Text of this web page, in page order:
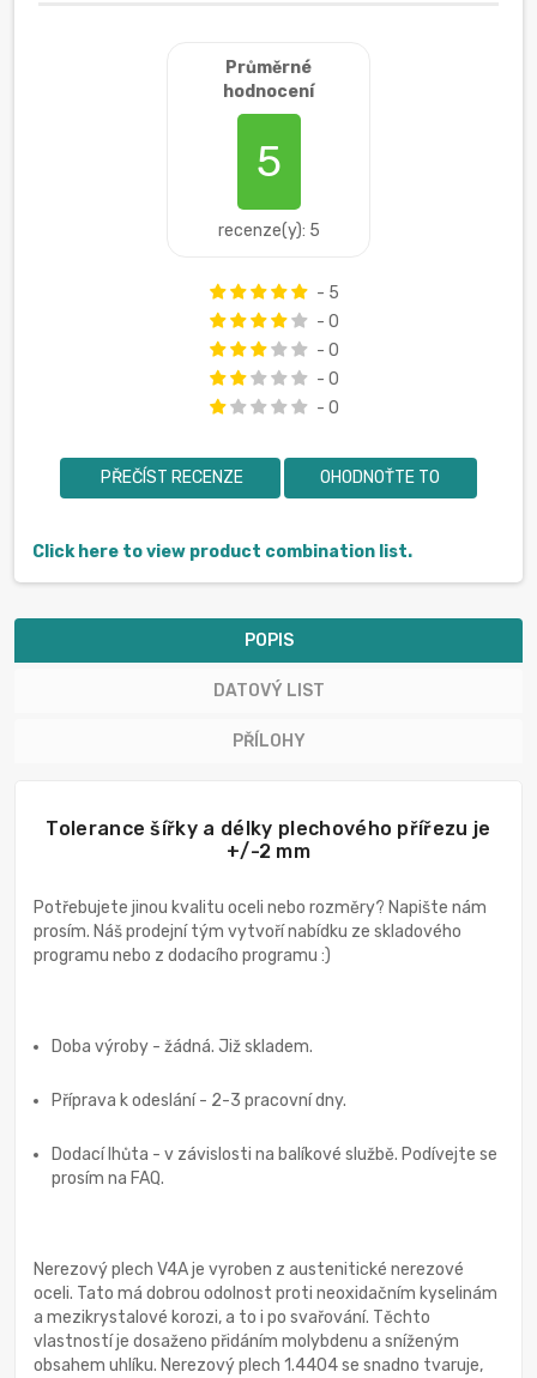
Průměrné
hodnocení
5
recenze(y): 5
- 5
- 0
- 0
- 0
- 0
PŘEČÍST RECENZE OHODNOŤTE TO
Click here to view product combination list.
POPIS
DATOVÝ LIST
PŘÍLOHY
Tolerance šířky a délky plechového přířezu je
+/-2 mm
Potřebujete jinou kvalitu oceli nebo rozměry? Napište nám
prosím. Náš prodejní tým vytvoří nabídku ze skladového
programu nebo z dodacího programu :)
Doba výroby - žádná. Již skladem.
Příprava k odeslání - 2-3 pracovní dny.
Dodací lhůta - v závislosti na balíkové službě. Podívejte se
prosím na FAQ.
Nerezový plech V4A je vyroben z austenitické nerezové
oceli. Tato má dobrou odolnost proti neoxidačním kyselinám
a mezikrystalové korozi, a to i po svařování. Těchto
vlastností je dosaženo přidáním molybdenu a sníženým
obsahem uhlíku. Nerezový plech 1.4404 se snadno tvaruje,